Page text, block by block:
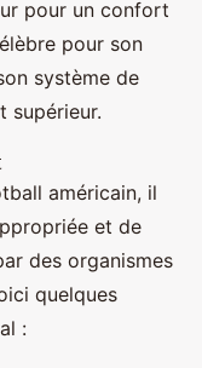
pour un confort
pour son
système de
supérieur.
américain, il
et de
des organismes
quelques
: